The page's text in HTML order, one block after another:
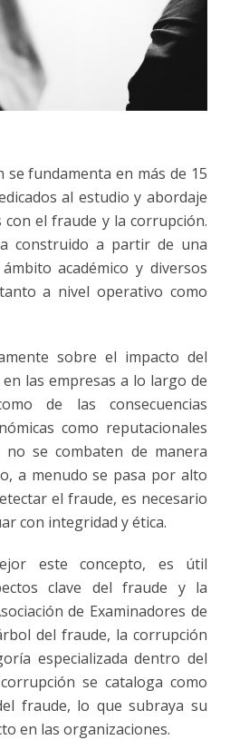
se fundamenta en más de 15
al estudio y abordaje
con el fraude y la corrupción.
construido a partir de una
académico y diversos
a nivel operativo como
sobre el impacto del
las empresas a lo largo de
de las consecuencias
como reputacionales
se combaten de manera
a menudo se pasa por alto
el fraude, es necesario
con integridad y ética.
este concepto, es útil
clave del fraude y la
de Examinadores de
del fraude, la corrupción
especializada dentro del
se cataloga como
fraude, lo que subraya su
en las organizaciones.